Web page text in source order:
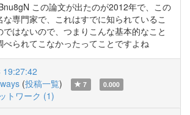
この論文が出たのが2012年で、この
専門家で、これはすでに知られているこ
ではないので、つまりこんな基本的なこと
べられてこなかったってことですよね
(投稿一覧) 7 0.000
トワーク (1)